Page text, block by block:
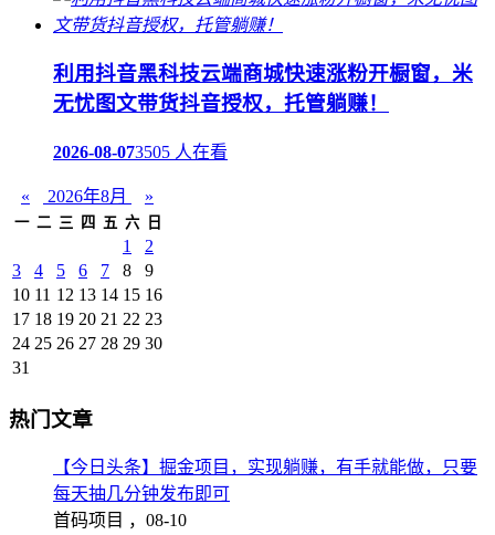
利用抖音黑科技云端商城快速涨粉开橱窗，米
无忧图文带货抖音授权，托管躺赚！
2026-08-073505 人在看
« 2026年8月 »
一 二 三 四 五 六 日
1
2
3
4 5 6 7 8
9
10 11 12 13 14 15 16
17 18 19 20 21 22 23
24 25 26 27 28 29 30
31
热门文章
【今日头条】掘金项目，实现躺赚，有手就能做，只要
每天抽几分钟发布即可
首码项目 ， 08-10